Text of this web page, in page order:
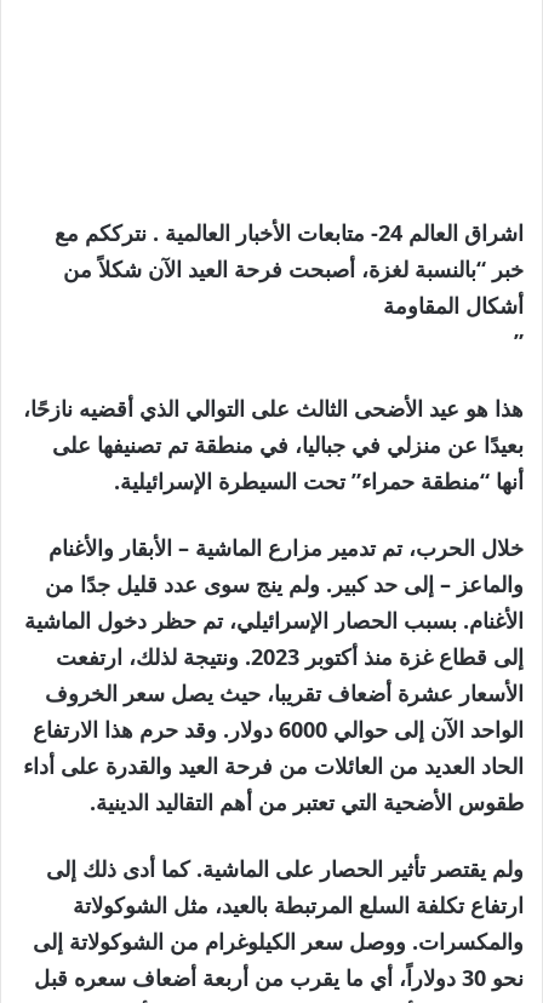
اشراق العالم 24- متابعات الأخبار العالمية . نترككم مع
خبر “بالنسبة لغزة، أصبحت فرحة العيد الآن شكلاً من
أشكال المقاومة
”
هذا هو عيد الأضحى الثالث على التوالي الذي أقضيه نازحًا،
بعيدًا عن منزلي في جباليا، في منطقة تم تصنيفها على
أنها “منطقة حمراء” تحت السيطرة الإسرائيلية.
خلال الحرب، تم تدمير مزارع الماشية – الأبقار والأغنام
والماعز – إلى حد كبير. ولم ينج سوى عدد قليل جدًا من
الأغنام. بسبب الحصار الإسرائيلي، تم حظر دخول الماشية
إلى قطاع غزة منذ أكتوبر 2023. ونتيجة لذلك، ارتفعت
الأسعار عشرة أضعاف تقريبا، حيث يصل سعر الخروف
الواحد الآن إلى حوالي 6000 دولار. وقد حرم هذا الارتفاع
الحاد العديد من العائلات من فرحة العيد والقدرة على أداء
طقوس الأضحية التي تعتبر من أهم التقاليد الدينية.
ولم يقتصر تأثير الحصار على الماشية. كما أدى ذلك إلى
ارتفاع تكلفة السلع المرتبطة بالعيد، مثل الشوكولاتة
والمكسرات. ووصل سعر الكيلوغرام من الشوكولاتة إلى
نحو 30 دولاراً، أي ما يقرب من أربعة أضعاف سعره قبل